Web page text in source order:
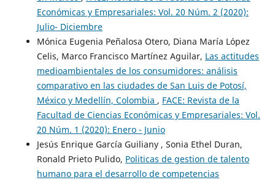
Económicas y Empresariales: Vol. 20 Núm. 2 (2020):
Julio- Diciembre
Mónica Eugenia Peñalosa Otero, Diana María López
Celis, Marco Francisco Martínez Aguilar, Las actitudes
medioambientales de los consumidores: análisis
comparativo en las ciudades de San Luis de Potosí,
México y Medellín, Colombia , FACE: Revista de la
Facultad de Ciencias Económicas y Empresariales: Vol.
20 Núm. 1 (2020): Enero - Junio
Jesús Enrique García Guiliany , Sonia Ethel Duran,
Ronald Prieto Pulido, Politicas de gestion de talento
humano para el desarrollo de competencias